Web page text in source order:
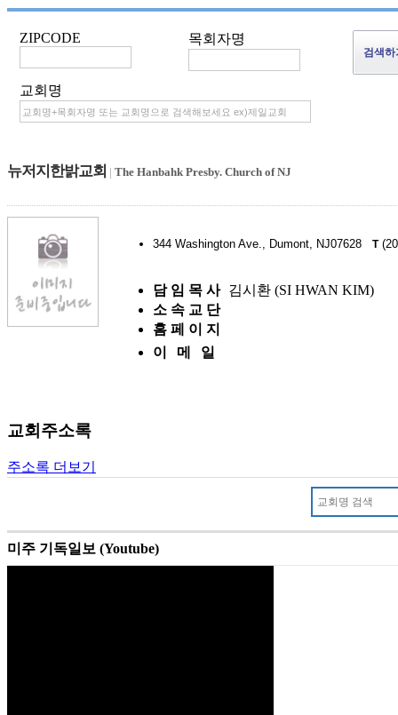
ZIPCODE 목회자명
교회명
뉴저지한밝교회 | The Hanbahk Presby. Church of NJ
344 Washington Ave., Dumont, NJ07628 T
담 임 목 사 김시환 (SI HWAN KIM)
소 속 교 단
홈 페 이 지
이 메 일
교회주소록
주소록 더보기
미주 기독일보 (Youtube)